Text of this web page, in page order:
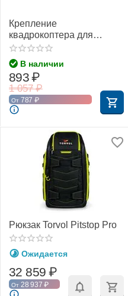
Крепление
квадрокоптера для
рюкзака Torvol Pitstop
(Torvol)
В наличии
1 057 ₽
893₽
От 787 ₽
Рюкзак Torvol Pitstop Pro
Ожидается
32 859 ₽
От 28 937 ₽